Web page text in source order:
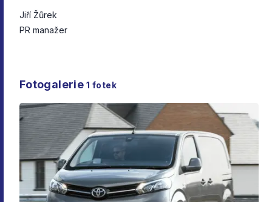
Jiří Žůrek
PR manažer
Fotogalerie1 fotek